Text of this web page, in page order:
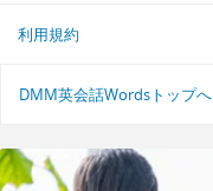
利用規約
DMM英会話Wordsトップへ